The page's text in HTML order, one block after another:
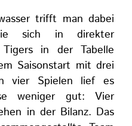
trifft man dabei
sich in direkter
in der Tabelle
Saisonstart mit drei
vier Spielen lief es
weniger gut: Vier
in der Bilanz. Das